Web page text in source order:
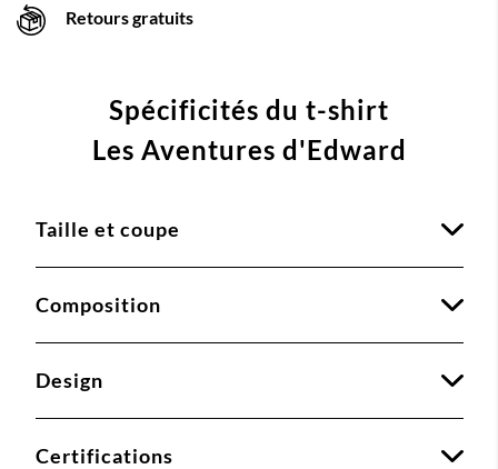
Retours gratuits
Spécificités du t-shirt
Les Aventures d'Edward
Taille et coupe
Composition
Design
Certifications